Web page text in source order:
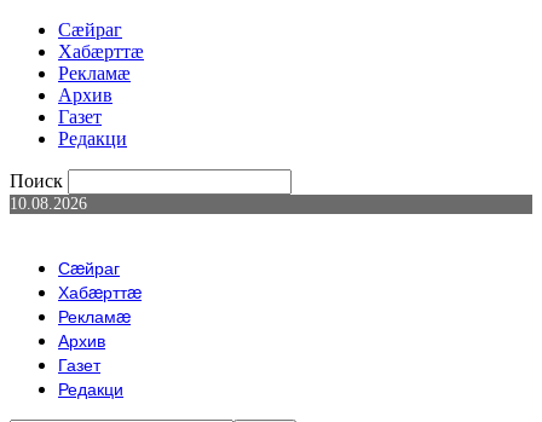
Сæйраг
Хабæрттæ
Рекламæ
Архив
Газет
Редакци
Поиск
10.08.2026
Сæйраг
Хабæрттæ
Рекламæ
Архив
Газет
Редакци